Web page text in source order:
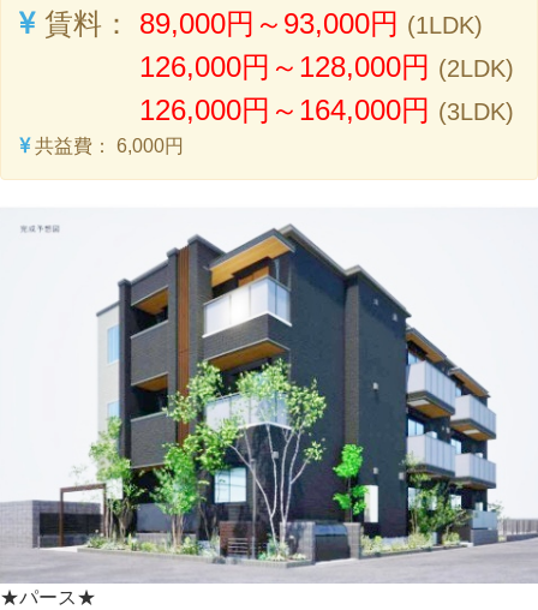
賃料： 89,000円～93,000円 (1LDK)
126,000円～128,000円 (2LDK)
126,000円～164,000円 (3LDK)
共益費： 6,000円
★パース★